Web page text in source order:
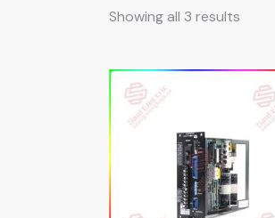
Showing all 3 results